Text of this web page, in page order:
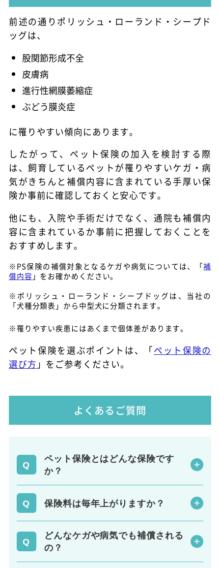
前述の通りポリッシュ・ローランド・シープド
ッグは、
股関節形成不全
皮膚病
進行性網膜萎縮症
ぶどう膜炎症
に罹りやすい傾向にあります。
したがって、ペット保険の加入を検討する際
は、飼育しているペットが罹りやすいケガ・病
気がきちんと補償内容に含まれている手厚い保
険か事前に確認しておくと安心です。
他にも、入院や手術だけでなく、通院も補償内
容に含まれているか事前に把握しておくことを
おすすめします。
※PS保険の補償対象となるケガや病気については、「補
償内容 」をお確かめください。
※ポリッシュ・ローランド・シープドッグは、当社の
「犬種分類表」から中型犬に分類されます。
※罹りやすい疾患にはあくまで個体差があります。
ペット保険を選ぶポイントは、「ペット保険の
選び方 」をご参考ください。
よくあるご質問
ペット保険とはどんな保険です
か？
保険料は毎年上がりますか？
どんなケガや病気でも補償される
の？